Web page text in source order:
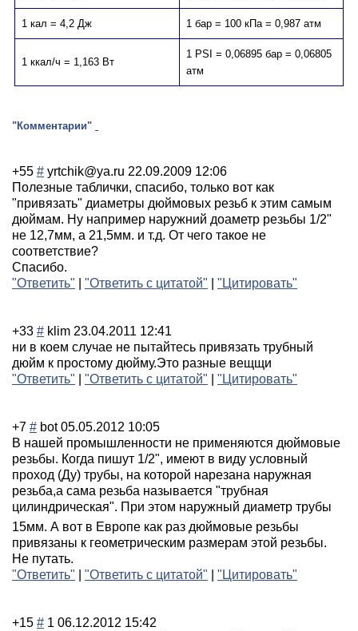
1 кал = 4,2 Дж 1 бар = 100 кПа = 0,987 атм
1 ккал/ч = 1,163 Вт
1 PSI = 0,06895 бар = 0,06805
атм
"Комментарии"
+55 # yrtchik@ya.ru 22.09.2009 12:06
Полезные таблички, спасибо, только вот как
"привязать" диаметры дюймовых резьб к этим самым
дюймам. Ну например наружний доаметр резьбы 1/2"
не 12,7мм, а 21,5мм. и т.д. От чего такое не
соответствие?
Спасибо.
"Ответить"
"Ответить с цитатой" "Цитировать"
+33 # klim 23.04.2011 12:41
ни в коем случае не пытайтесь привязать трубный
дюйм к простому дюйму.Это разные вещщи
"Ответить"
"Ответить с цитатой" "Цитировать"
+7 # bot 05.05.2012 10:05
В нашей промышленности не применяются дюймовые
резьбы. Когда пишут 1/2", имеют в виду условный
проход (Ду) трубы, на которой нарезана наружная
резьба,а сама резьба называется "трубная
цилиндрическая". При этом наружный диаметр трубы
15мм. А вот в Европе как раз дюймовые резьбы
привязаны к геометрическим размерам этой резьбы.
Не путать.
"Ответить"
"Ответить с цитатой" "Цитировать"
+15 # 1 06.12.2012 15:42